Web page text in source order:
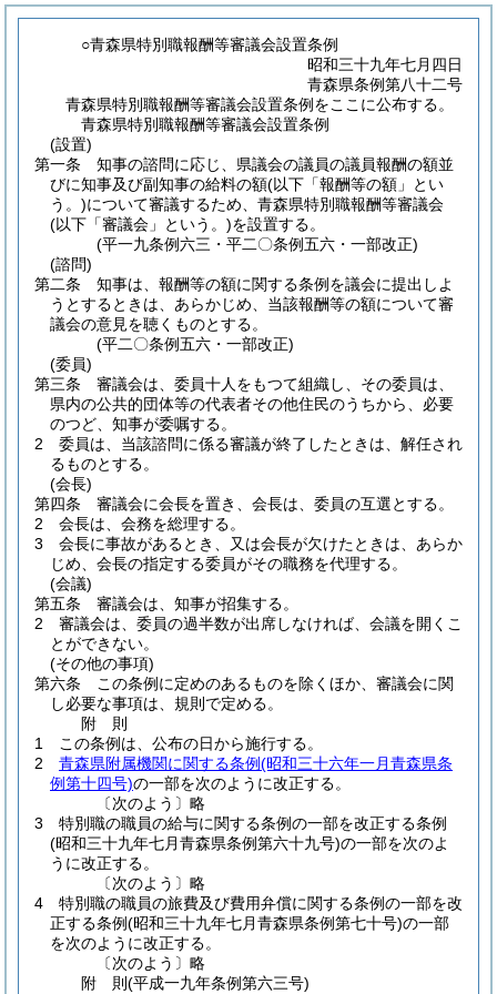
○青森県特別職報酬等審議会設置条例
昭和三十九年七月四日
青森県条例第八十二号
青森県特別職報酬等審議会設置条例をここに公布する。
青森県特別職報酬等審議会設置条例
(設置)
第一条
知事の諮問に応じ、県議会の議員の議員報酬の額並
びに知事及び副知事の給料の額(以下「報酬等の額」とい
う。)について審議するため、青森県特別職報酬等審議会
(以下「審議会」という。)を設置する。
(平一九条例六三・平二〇条例五六・一部改正)
(諮問)
第二条
知事は、報酬等の額に関する条例を議会に提出しよ
うとするときは、あらかじめ、当該報酬等の額について審
議会の意見を聴くものとする。
(平二〇条例五六・一部改正)
(委員)
第三条
審議会は、委員十人をもつて組織し、その委員は、
県内の公共的団体等の代表者その他住民のうちから、必要
のつど、知事が委嘱する。
2
委員は、当該諮問に係る審議が終了したときは、解任され
るものとする。
(会長)
第四条
審議会に会長を置き、会長は、委員の互選とする。
2
会長は、会務を総理する。
3
会長に事故があるとき、又は会長が欠けたときは、あらか
じめ、会長の指定する委員がその職務を代理する。
(会議)
第五条
審議会は、知事が招集する。
2
審議会は、委員の過半数が出席しなければ、会議を開くこ
とができない。
(その他の事項)
第六条
この条例に定めのあるものを除くほか、審議会に関
し必要な事項は、規則で定める。
附 則
1
この条例は、公布の日から施行する。
2
青森県附属機関に関する条例(昭和三十六年一月青森県条
例第十四号)の一部を次のように改正する。
〔次のよう〕略
3
特別職の職員の給与に関する条例の一部を改正する条例
(昭和三十九年七月青森県条例第六十九号)の一部を次のよ
うに改正する。
〔次のよう〕略
4
特別職の職員の旅費及び費用弁償に関する条例の一部を改
正する条例(昭和三十九年七月青森県条例第七十号)の一部
を次のように改正する。
〔次のよう〕略
附 則(平成一九年条例第六三号)